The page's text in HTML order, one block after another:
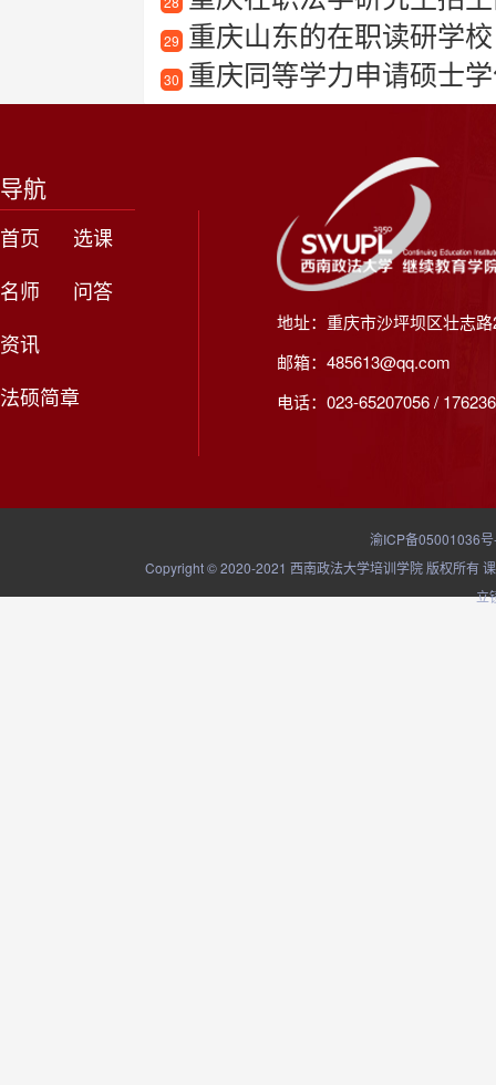
29 重庆山东的在职读研学校
30 重庆同等学力申请硕士
导航
首页
选课
名师
问答
资讯
法硕简章
地址：重庆市沙坪坝区壮志
邮箱：485613@qq.com
电话：023-65207056 /
渝ICP备05001036
Copyright © 2020-2021 西南政法大学培训学院 版权所有
立